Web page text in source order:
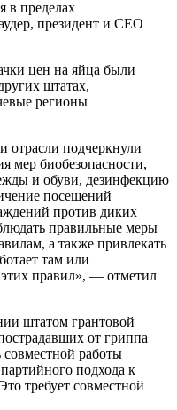
в пределах
президент и CEO
цен на яйца были
штатах,
регионы
отрасли подчеркнули
мер биобезопасности,
и обуви, дезинфекцию
посещений
против диких
правильные меры
а также привлекать
там или
правил», — отметил
штатом грантовой
от гриппа
работы
подхода к
требует совместной